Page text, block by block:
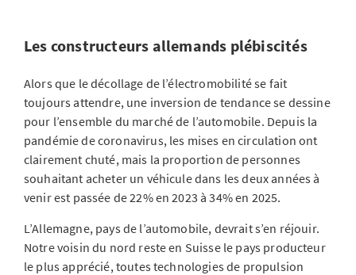
Les constructeurs allemands plébiscités
Alors que le décollage de l’électromobilité se fait
toujours attendre, une inversion de tendance se dessine
pour l’ensemble du marché de l’automobile. Depuis la
pandémie de coronavirus, les mises en circulation ont
clairement chuté, mais la proportion de personnes
souhaitant acheter un véhicule dans les deux années à
venir est passée de 22% en 2023 à 34% en 2025.
L’Allemagne, pays de l’automobile, devrait s’en réjouir.
Notre voisin du nord reste en Suisse le pays producteur
le plus apprécié, toutes technologies de propulsion